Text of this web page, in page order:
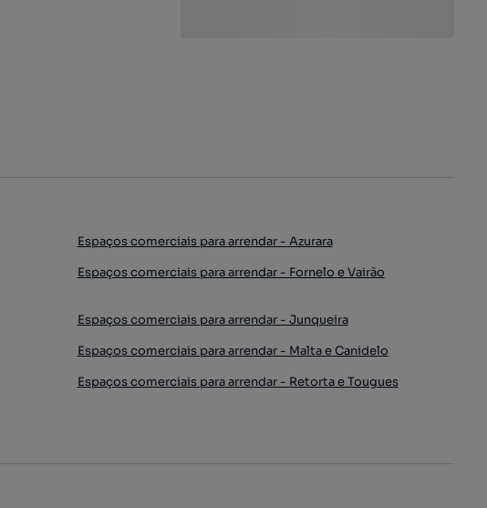
Espaços comerciais para arrendar - Azurara
Espaços comerciais para arrendar - Fornelo e Vairão
Espaços comerciais para arrendar - Junqueira
Espaços comerciais para arrendar - Malta e Canidelo
Espaços comerciais para arrendar - Retorta e Tougues